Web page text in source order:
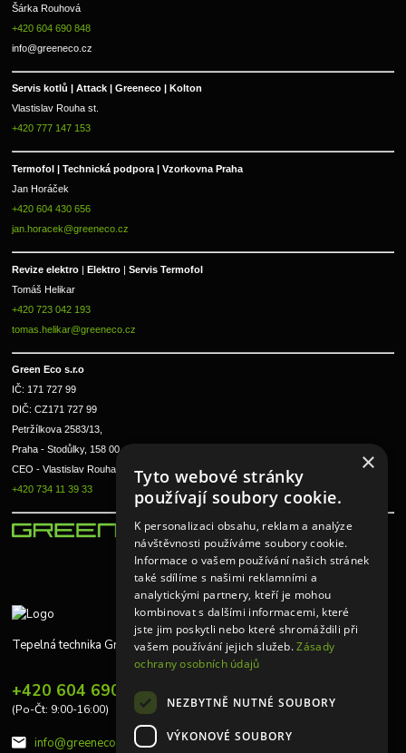
Šárka Rouhová
+420 604 690 848
info@greeneco.cz
Servis kotlů | Attack | Greeneco | Kolton
Vlastislav Rouha st.
+420 777 147 153
Termofol | Technická podpora | Vzorkovna Praha
Jan Horáček
+420 604 430 656
jan.horacek@greeneco.cz
Revize elektro | Elektro | Servis Termofol
Tomáš Helikar
+420 723 042 193
tomas.helikar@greeneco.cz
Green Eco s.r.o
IČ: 171 727 99
DIČ: CZ171 727 99
Petržílkova 2583/13,
Praha - Stodůlky, 158 00
CEO - Vlastislav Rouha ml.
+420 734 11 39 33
Tepelná technika Greeneco
+420 604 690 848
(Po-Čt: 9:00-16:00)
info@greeneco.cz
×
Tyto webové stránky
používají soubory cookie.
K personalizaci obsahu, reklam a analýze
návštěvnosti používáme soubory cookie.
Informace o vašem používání našich stránek
také sdílíme s našimi reklamními a
analytickými partnery, kteří je mohou
kombinovat s dalšími informacemi, které
jste jim poskytli nebo které shromáždili při
vašem používání jejich služeb.Zásady
ochrany osobních údajů
NEZBYTNĚ NUTNÉ SOUBORY
VÝKONOVÉ SOUBORY